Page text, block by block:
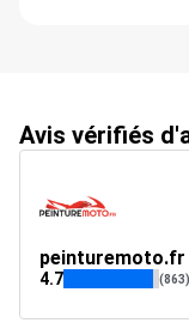
Avis vérifiés
peinturemoto.fr
4.7 (863)